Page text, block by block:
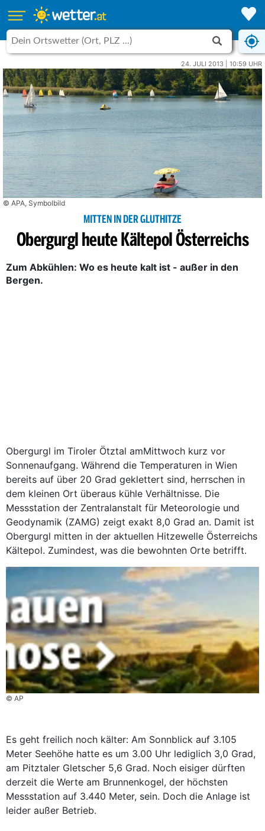
24. JULI 2013 | 10:59 UHR
© APA, Symbolbild
MITTEN IN DER GLUTHITZE
Obergurgl heute Kältepol Österreichs
Zum Abkühlen: Wo es heute kalt ist - außer in den
Bergen.
Obergurgl im Tiroler Ötztal amMittwoch kurz vor
Sonnenaufgang. Während die Temperaturen in Wien
bereits auf über 20 Grad geklettert sind, herrschen in
dem kleinen Ort überaus kühle Verhältnisse. Die
Messstation der Zentralanstalt für Meteorologie und
Geodynamik (ZAMG) zeigt exakt 8,0 Grad an. Damit ist
Obergurgl mitten in der aktuellen Hitzewelle Österreichs
Kältepol. Zumindest, was die bewohnten Orte betrifft.
© AP
Es geht freilich noch kälter: Am Sonnblick auf 3.105
Meter Seehöhe hatte es um 3.00 Uhr lediglich 3,0 Grad,
am Pitztaler Gletscher 5,6 Grad. Noch eisiger dürften
derzeit die Werte am Brunnenkogel, der höchsten
Messstation auf 3.440 Meter, sein. Doch die Anlage ist
leider außer Betrieb.